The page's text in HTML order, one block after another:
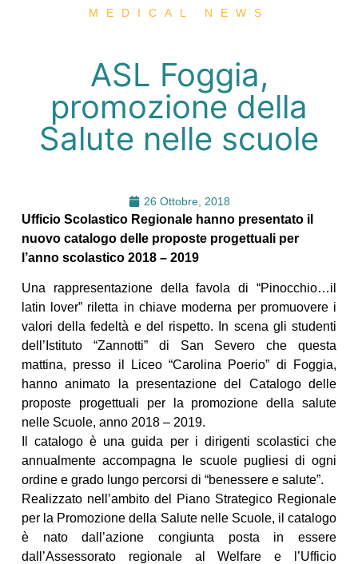
MEDICAL NEWS
ASL Foggia,
promozione della
Salute nelle scuole
26 Ottobre, 2018
Ufficio Scolastico Regionale hanno presentato il
nuovo catalogo delle proposte progettuali per
l’anno scolastico 2018 – 2019
Una rappresentazione della favola di “Pinocchio…il
latin lover” riletta in chiave moderna per promuovere i
valori della fedeltà e del rispetto. In scena gli studenti
dell’Istituto “Zannotti” di San Severo che questa
mattina, presso il Liceo “Carolina Poerio” di Foggia,
hanno animato la presentazione del Catalogo delle
proposte progettuali per la promozione della salute
nelle Scuole, anno 2018 – 2019.
Il catalogo è una guida per i dirigenti scolastici che
annualmente accompagna le scuole pugliesi di ogni
ordine e grado lungo percorsi di “benessere e salute”.
Realizzato nell’ambito del Piano Strategico Regionale
per la Promozione della Salute nelle Scuole, il catalogo
è nato dall’azione congiunta posta in essere
dall’Assessorato regionale al Welfare e l’Ufficio